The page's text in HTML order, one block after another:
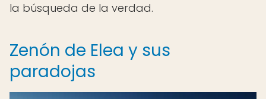
la búsqueda de la verdad.
Zenón de Elea y sus
paradojas